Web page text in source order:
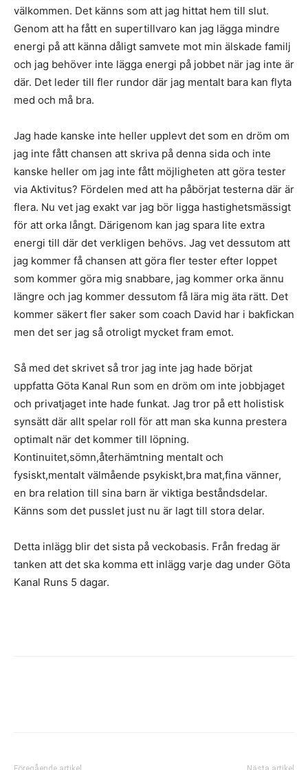
välkommen. Det känns som att jag hittat hem till slut.
Genom att ha fått en supertillvaro kan jag lägga mindre
energi på att känna dåligt samvete mot min älskade familj
och jag behöver inte lägga energi på jobbet när jag inte är
där. Det leder till fler rundor där jag mentalt bara kan flyta
med och må bra.
Jag hade kanske inte heller upplevt det som en dröm om
jag inte fått chansen att skriva på denna sida och inte
kanske heller om jag inte fått möjligheten att göra tester
via Aktivitus? Fördelen med att ha påbörjat testerna där är
flera. Nu vet jag exakt var jag bör ligga hastighetsmässigt
för att orka långt. Därigenom kan jag spara lite extra
energi till där det verkligen behövs. Jag vet dessutom att
jag kommer få chansen att göra fler tester efter loppet
som kommer göra mig snabbare, jag kommer orka ännu
längre och jag kommer dessutom få lära mig äta rätt. Det
kommer säkert fler saker som coach David har i bakfickan
men det ser jag så otroligt mycket fram emot.
Så med det skrivet så tror jag inte jag hade börjat
uppfatta Göta Kanal Run som en dröm om inte jobbjaget
och privatjaget inte hade funkat. Jag tror på ett holistisk
synsätt där allt spelar roll för att man ska kunna prestera
optimalt när det kommer till löpning.
Kontinuitet,sömn,återhämtning mentalt och
fysiskt,mentalt välmående psykiskt,bra mat,fina vänner,
en bra relation till sina barn är viktiga beståndsdelar.
Känns som det pusslet just nu är lagt till stora delar.
Detta inlägg blir det sista på veckobasis. Från fredag är
tanken att det ska komma ett inlägg varje dag under Göta
Kanal Runs 5 dagar.